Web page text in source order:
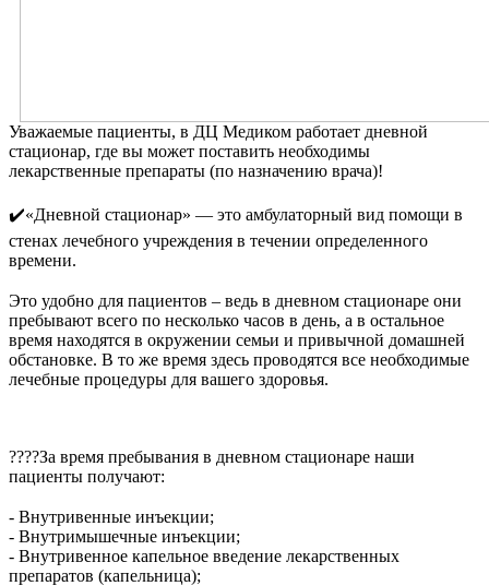
Уважаемые пациенты, в ДЦ Медиком работает дневной
стационар, где вы может поставить необходимы
лекарственные препараты (по назначению врача)!
✔️«Дневной стационар» — это амбулаторный вид помощи в
стенах лечебного учреждения в течении определенного
времени.
Это удобно для пациентов – ведь в дневном стационаре они
пребывают всего по несколько часов в день, а в остальное
время находятся в окружении семьи и привычной домашней
обстановке. В то же время здесь проводятся все необходимые
лечебные процедуры для вашего здоровья.
????За время пребывания в дневном стационаре наши
пациенты получают:
- Внутривенные инъекции;
- Внутримышечные инъекции;
- Внутривенное капельное введение лекарственных
препаратов (капельница);